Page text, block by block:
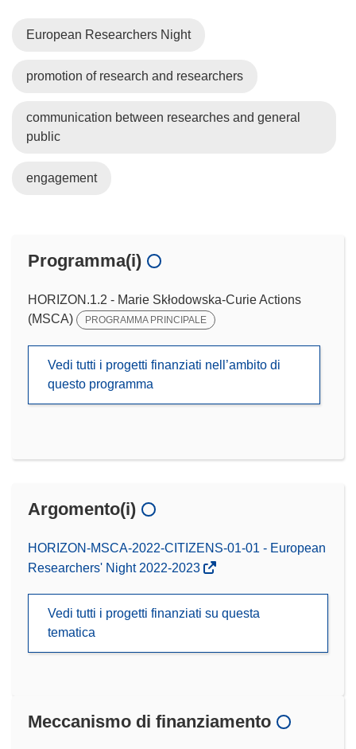
European Researchers Night
promotion of research and researchers
communication between researches and general
public
engagement
Programma(i)
HORIZON.1.2 - Marie Skłodowska-Curie Actions
(MSCA)
PROGRAMMA PRINCIPALE
Vedi tutti i progetti finanziati nell’ambito di
questo programma
Argomento(i)
HORIZON-MSCA-2022-CITIZENS-01-01 - European
Researchers' Night 2022-2023
Vedi tutti i progetti finanziati su questa
tematica
Meccanismo di finanziamento